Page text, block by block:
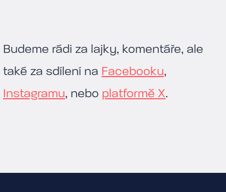
Budeme rádi za lajky, komentáře, ale
také za sdílení na Facebooku,
Instagramu, nebo platformě X.